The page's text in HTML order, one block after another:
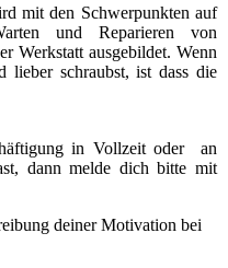
mit den Schwerpunkten auf
und Reparieren von
Werkstatt ausgebildet. Wenn
schraubst, ist dass die
in Vollzeit oder an
dann melde dich bitte mit
deiner Motivation bei